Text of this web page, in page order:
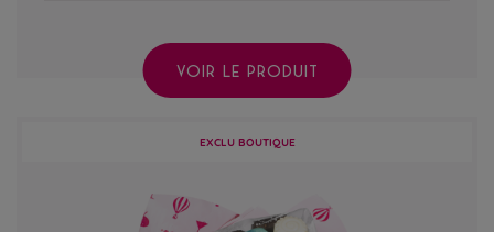
VOIR LE PRODUIT
EXCLU BOUTIQUE